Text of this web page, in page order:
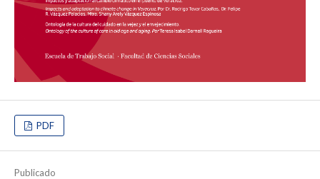
PDF
Publicado